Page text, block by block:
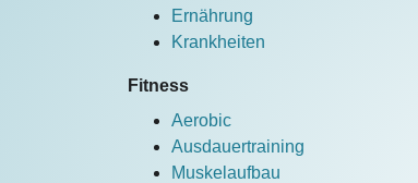
Ernährung
Krankheiten
Fitness
Aerobic
Ausdauertraining
Muskelaufbau